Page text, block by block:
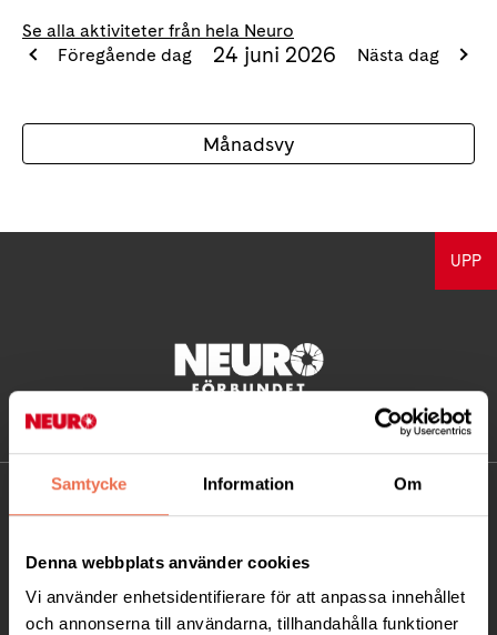
Samtycke Information Om
Denna webbplats använder cookies
Vi använder enhetsidentifierare för att anpassa innehållet
och annonserna till användarna, tillhandahålla funktioner
Se alla aktiviteter från hela Neuro
Föregående dag
24 juni 2026 Nästa dag
Månadsvy
UPP
Besöksadress:
Ågatan 12 C, 172 62 Sundbyberg
Telefon: 08-677 70 10